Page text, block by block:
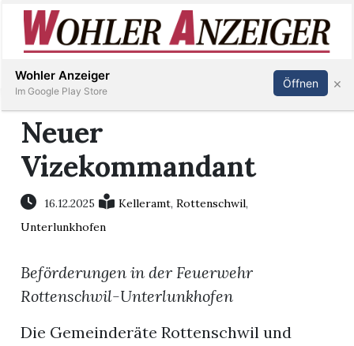
Immobilien
Veranstaltungen
E-
Inserieren Abonnieren Anmelden
Neuer
Vizekommandant
16.12.2025 Kelleramt,Rottenschwil,
Unterlunkhofen
Beförderungen in der Feuerwehr
Rottenschwil-Unterlunkhofen
Die Gemeinderäte Rottenschwil und
Wohler Anzeiger
Im Google Play Store
Öffnen ×